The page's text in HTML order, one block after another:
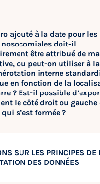
ajouté à la date pour les
nosocomiales doit-il
être attribué de
ou peut-on utiliser à
interne
en fonction de la
? Est-il possible
le côté droit ou gauche
qui s’est formée ?
SUR LES PRINCIPES DE
DES DONNÉES